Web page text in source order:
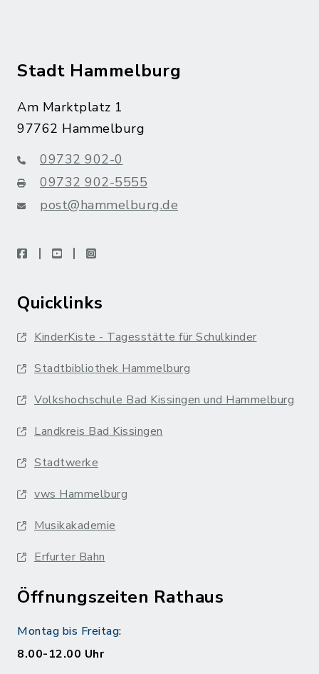
Stadt Hammelburg
Am Marktplatz 1
97762 Hammelburg
09732 902-0
09732 902-5555
post@hammelburg.de
facebookyoutubeinstagram
Quicklinks
KinderKiste - Tagesstätte für Schulkinder
Stadtbibliothek Hammelburg
Volkshochschule Bad Kissingen und Hammelburg
Landkreis Bad Kissingen
Stadtwerke
vws Hammelburg
Musikakademie
Erfurter Bahn
Öffnungszeiten Rathaus
Montag bis Freitag:
8.00-12.00 Uhr